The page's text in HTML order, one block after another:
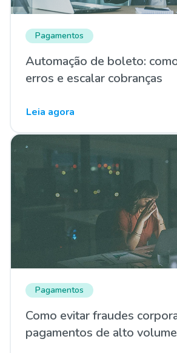
Pagamentos
Automação de boleto:
erros e escalar cobranças
Leia agora
Pagamentos
Como evitar fraudes
pagamentos de alto volume